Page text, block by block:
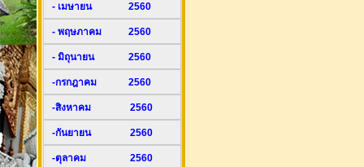
- เมษายน 2560
- พฤษภาคม 2560
- มิถุนายน 2560
-กรกฎาคม 2560
-สิงหาคม 2560
-กันยายน 2560
-ตุลาคม 2560